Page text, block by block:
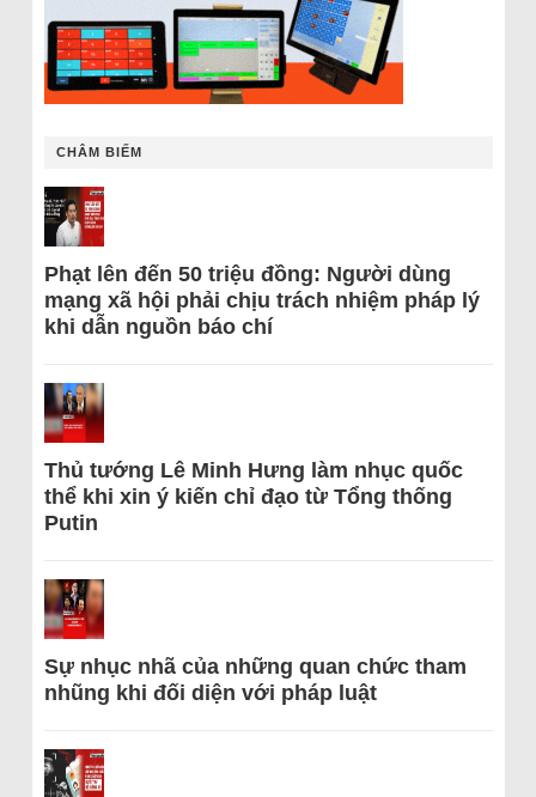
CHÂM BIẾM
Phạt lên đến 50 triệu đồng: Người dùng
mạng xã hội phải chịu trách nhiệm pháp lý
khi dẫn nguồn báo chí
Thủ tướng Lê Minh Hưng làm nhục quốc
thể khi xin ý kiến chỉ đạo từ Tổng thống
Putin
Sự nhục nhã của những quan chức tham
nhũng khi đối diện với pháp luật